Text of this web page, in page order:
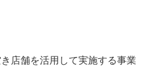
店舗を活用して実施する事業